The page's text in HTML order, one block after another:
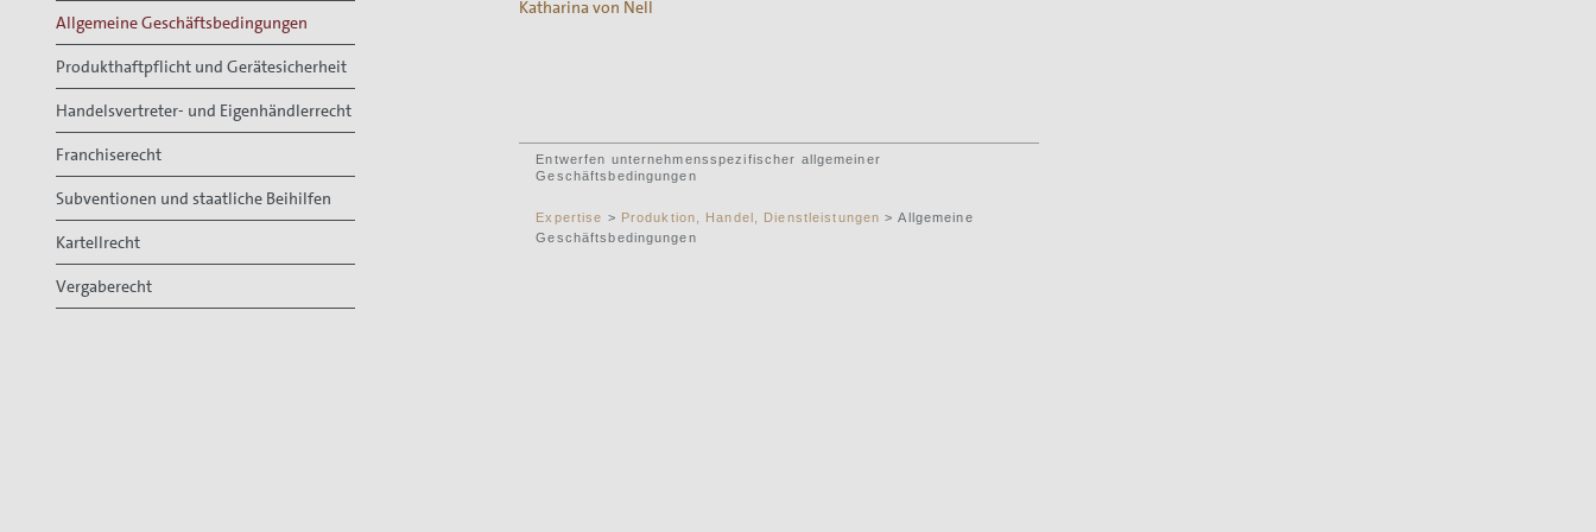
Allgemeine Geschäftsbedingungen
Produkthaftpflicht und Gerätesicherheit
Handelsvertreter- und Eigenhändlerrecht
Franchiserecht
Subventionen und staatliche Beihilfen
Kartellrecht
Vergaberecht
Katharina von Nell
Entwerfen unternehmensspezifischer allgemeiner
Geschäftsbedingungen
Expertise > Produktion, Handel, Dienstleistungen > Allgemeine
Geschäftsbedingungen